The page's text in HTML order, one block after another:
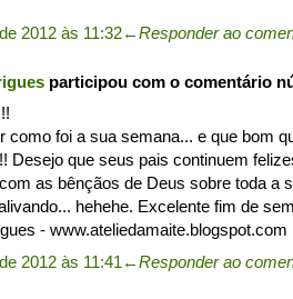
2012 às 11:32←Responder ao
participou com o comentário
como foi a sua semana... e que bom
Desejo que seus pais continuem
as bênçãos de Deus sobre toda a
hehehe. Excelente fim de
- www.ateliedamaite.blogspot.com
2012 às 11:41 ←Responder ao